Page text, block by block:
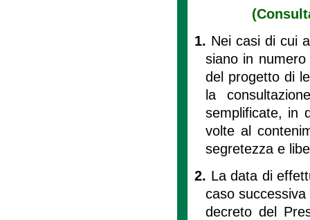
1. Nei casi di cui
siano in
del progetto di
la
semplificate, in
volte al
segretezza e
2. La data di
caso
decreto del